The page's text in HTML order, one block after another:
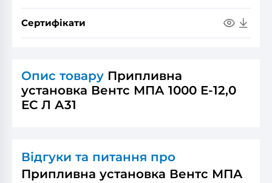
Сертифікати
Опис товару Припливна
установка Вентс МПА 1000 Е-12,0
ЕС Л А31
Відгуки та питання про
Припливна установка Вентс МПА